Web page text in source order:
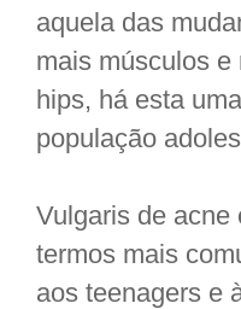
aquela das
mais músculos
hips, há esta
população
Vulgaris de acne
termos mais
aos teenagers e